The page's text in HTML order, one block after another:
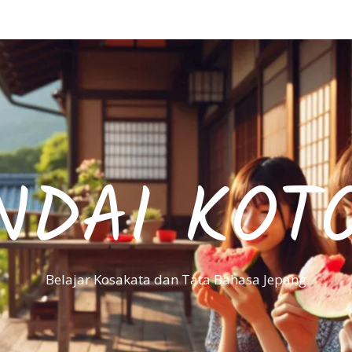
Belajar Kosakata dan Tata Bahasa Jepang